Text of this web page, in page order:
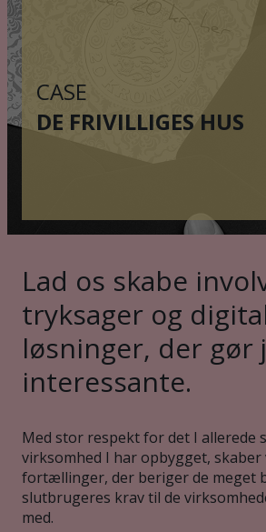
CASE
DE FRIVILLIGES HUS
Lad os skabe
tryksager og
løsninger, der gør
interessante.
Med stor respekt for det I allerede
virksomhed I har opbygget, skaber
fortællinger, der beriger de meget
slutbrugeres krav til de
med.